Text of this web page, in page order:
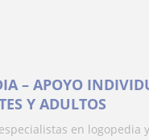
– APOYO
Y ADULTOS
en